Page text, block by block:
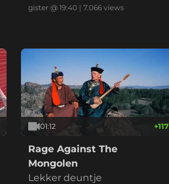
gister @ 19:40| 7.066views
01:12 +117
Rage Against The
Mongolen
Lekker deuntje